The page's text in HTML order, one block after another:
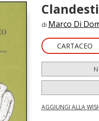
di Marco Di
CARTACEO
AGGIUNGI ALLA